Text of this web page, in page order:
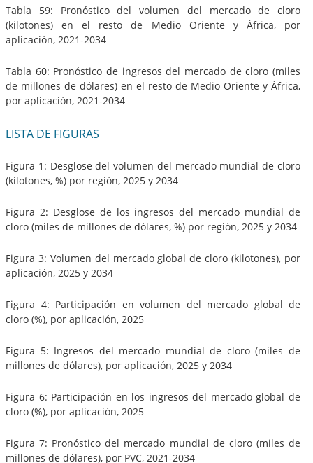
Tabla 59: Pronóstico del volumen del mercado de cloro
(kilotones) en el resto de Medio Oriente y África, por
aplicación, 2021-2034
Tabla 60: Pronóstico de ingresos del mercado de cloro (miles
de millones de dólares) en el resto de Medio Oriente y África,
por aplicación, 2021-2034
LISTA DE FIGURAS
Figura 1: Desglose del volumen del mercado mundial de cloro
(kilotones, %) por región, 2025 y 2034
Figura 2: Desglose de los ingresos del mercado mundial de
cloro (miles de millones de dólares, %) por región, 2025 y 2034
Figura 3: Volumen del mercado global de cloro (kilotones), por
aplicación, 2025 y 2034
Figura 4: Participación en volumen del mercado global de
cloro (%), por aplicación, 2025
Figura 5: Ingresos del mercado mundial de cloro (miles de
millones de dólares), por aplicación, 2025 y 2034
Figura 6: Participación en los ingresos del mercado global de
cloro (%), por aplicación, 2025
Figura 7: Pronóstico del mercado mundial de cloro (miles de
millones de dólares), por PVC, 2021-2034